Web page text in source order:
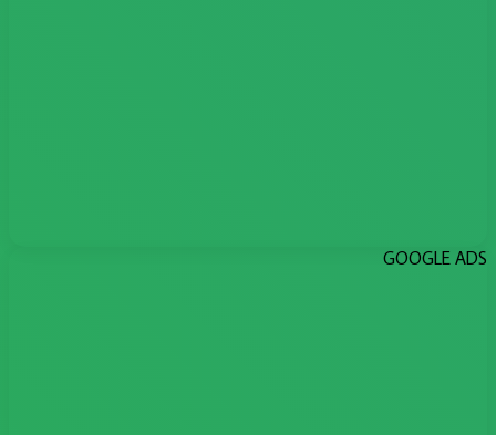
GOOGLE ADS